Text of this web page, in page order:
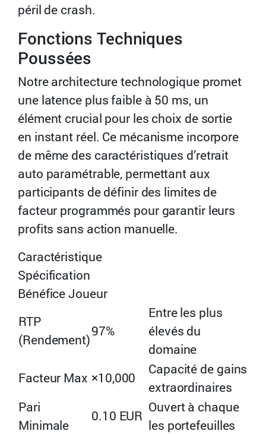
péril de crash.
Fonctions Techniques
Poussées
Notre architecture technologique promet
une latence plus faible à 50 ms, un
élément crucial pour les choix de sortie
en instant réel. Ce mécanisme incorpore
de même des caractéristiques d’retrait
auto paramétrable, permettant aux
participants de définir des limites de
facteur programmés pour garantir leurs
profits sans action manuelle.
Caractéristique
Spécification
Bénéfice Joueur
RTP
(Rendement)
97%
Entre les plus
élevés du
domaine
Facteur Max ×10,000
Capacité de gains
extraordinaires
Pari
Minimale
0.10 EUR
Ouvert à chaque
les portefeuilles